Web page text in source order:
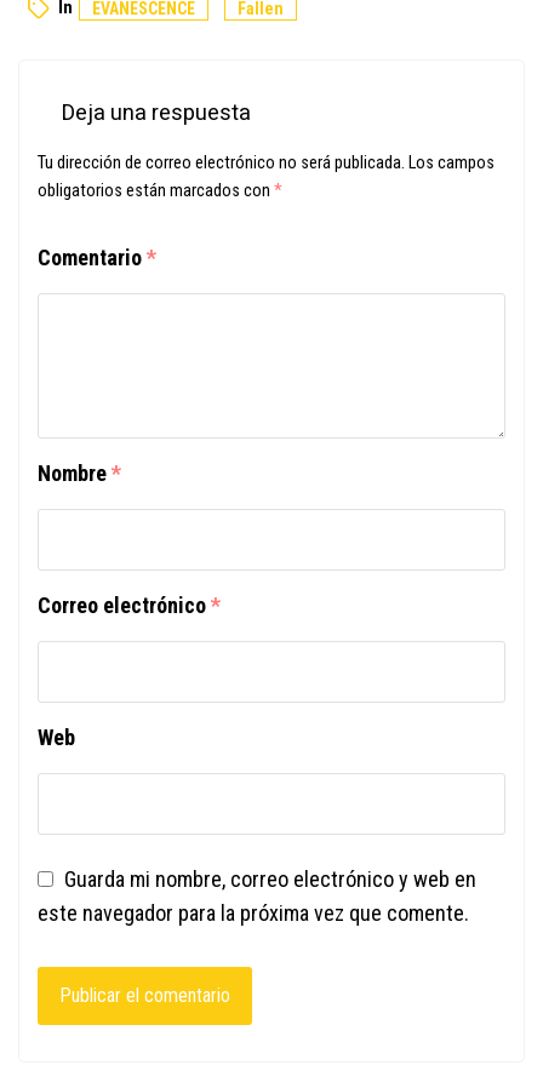
In EVANESCENCE Fallen
Deja una respuesta
Tu dirección de correo electrónico no será publicada. Los campos
obligatorios están marcados con *
Comentario*
Nombre*
Correo electrónico*
Web
Guarda mi nombre, correo electrónico y web en
este navegador para la próxima vez que comente.